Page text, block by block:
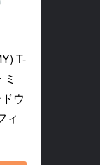
T-
ウ
ィ